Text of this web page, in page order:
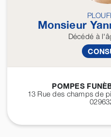
Monsieur
Décédé à
POMPES
13 Rue des champs de